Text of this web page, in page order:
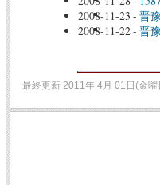
2008-11-23 - 晋
2008-11-22- 晋
最終更新 2011年 4月 01日(金曜